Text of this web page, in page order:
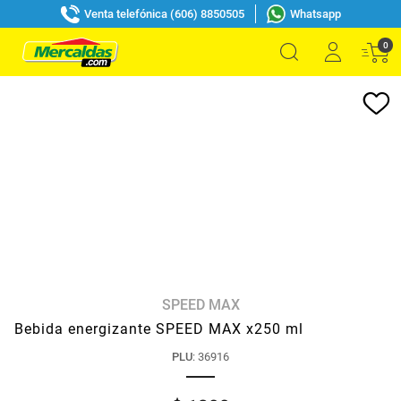
Venta telefónica (606) 8850505 Whatsapp
0
SPEED MAX
Bebida energizante SPEED MAX x250 ml
PLU: 36916